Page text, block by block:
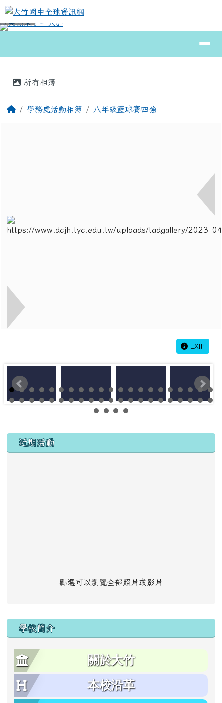
跳至主內容區
大竹國中全球資訊網
⏸
所有相簿
回首頁學務處活動相簿 八年級籃球賽四強
EXIF
左邊區域內容
近期活動
點選可以瀏覽全部照片或影片
學校簡介
關於大竹
本校沿革